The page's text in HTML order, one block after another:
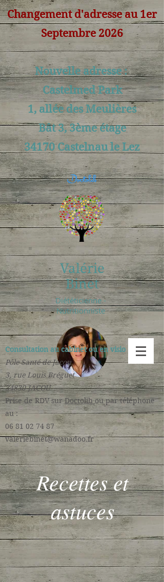
Changement d'adresse au 1er
Septembre 2026
Nouvelle adresse :
Castelmed Park
1, allée des Meulières
Bât 3, 3ème étage
34170 Castelnau le Lez
Valérie
Binet
Diététicienne -
Nutritionniste
Consultation au cabinet ou en visio :
Pôle Santé de Jacou
3, rue Louis Bréguet
34830 JACOU
​Prise de RDV surDoctolibou par téléphone
au :
06 81 02 74 87
valeriebinet@wanadoo.fr​
Recettes et
astuces